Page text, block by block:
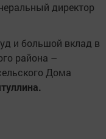
директор
и большой вклад в
района –
Дома